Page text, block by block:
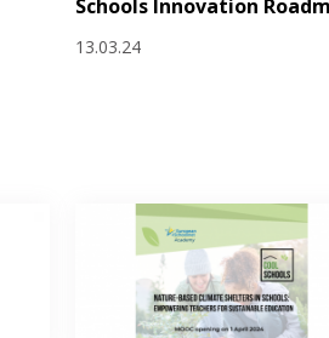
Schools Innovation
13.03.24